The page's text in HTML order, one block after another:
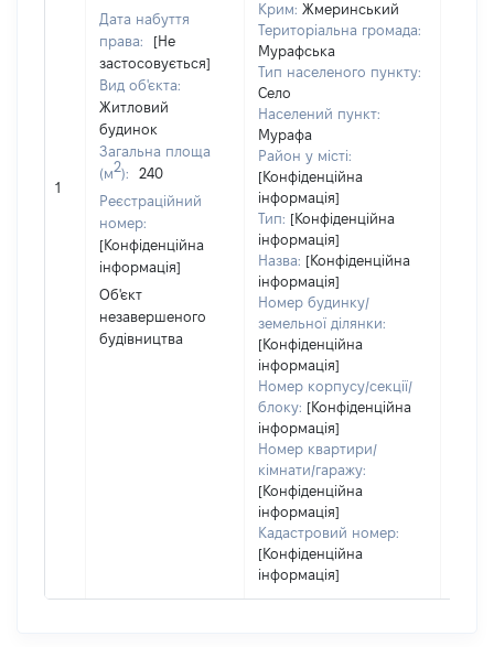
1
Дата набуття
права:
[Не
застосовується]
Вид об'єкта:
Житловий
будинок
Загальна площа
(м2):
240
Реєстраційний
номер:
[Конфіденційна
інформація]
Об'єкт
незавершеного
будівництва
Крим: Жмеринський
Територіальна громада:
Мурафська
Тип населеного пункту:
Село
Населений пункт:
Мурафа
Район у місті:
[Конфіденційна
інформація]
Тип: [Конфіденційна
інформація]
Назва: [Конфіденційна
інформація]
Номер будинку/
земельної ділянки:
[Конфіденційна
інформація]
Номер корпусу/секції/
блоку: [Конфіденційна
інформація]
Номер квартири/
кімнати/гаражу:
[Конфіденційна
інформація]
Кадастровий номер:
[Конфіденційна
інформація]